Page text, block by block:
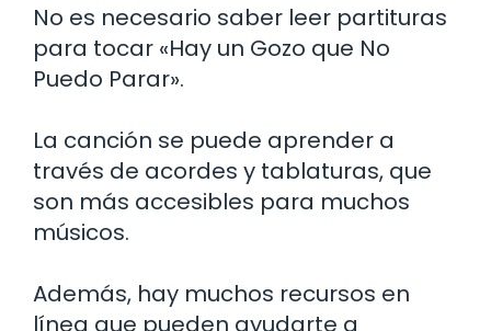
No es necesario saber leer partituras
para tocar «Hay un Gozo que No
Puedo Parar».
La canción se puede aprender a
través de acordes y tablaturas, que
son más accesibles para muchos
músicos.
Además, hay muchos recursos en
línea que pueden ayudarte a